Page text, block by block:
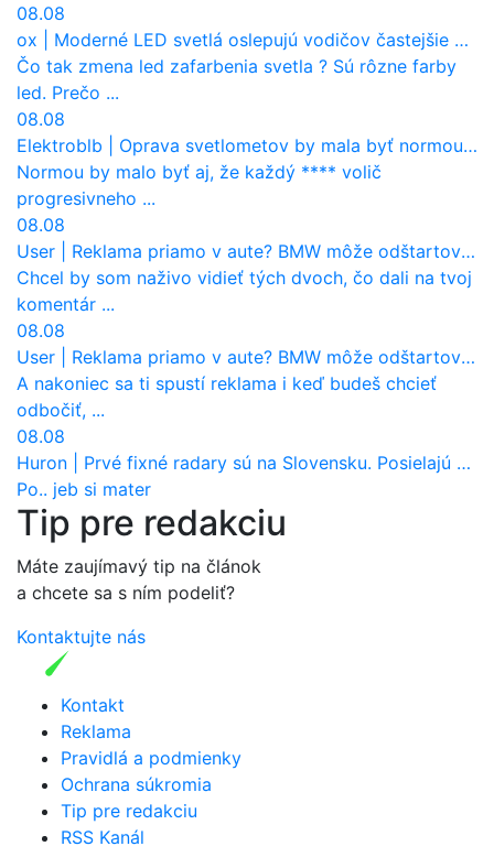
08.08
ox
Moderné LED svetlá oslepujú vodičov častejšie než staré halogény
Čo tak zmena led zafarbenia svetla ? Sú rôzne farby
led. Prečo ...
08.08
Elektroblb
Oprava svetlometov by mala byť normou. Jeden nový dnes stojí priemerne 1251 eur!
Normou by malo byť aj, že každý **** volič
progresivneho ...
08.08
User
Reklama priamo v aute? BMW môže odštartovať nový trend
Chcel by som naživo vidieť tých dvoch, čo dali na tvoj
komentár ...
08.08
User
Reklama priamo v aute? BMW môže odštartovať nový trend
A nakoniec sa ti spustí reklama i keď budeš chcieť
odbočiť, ...
08.08
Huron
Prvé fixné radary sú na Slovensku. Posielajú už pokuty? Ukáže ich Waze?
Po.. jeb si mater
Tip pre redakciu
Máte zaujímavý tip na článok
a chcete sa s ním podeliť?
Kontaktujte nás
Kontakt
Reklama
Pravidlá a podmienky
Ochrana súkromia
Tip pre redakciu
RSS Kanál